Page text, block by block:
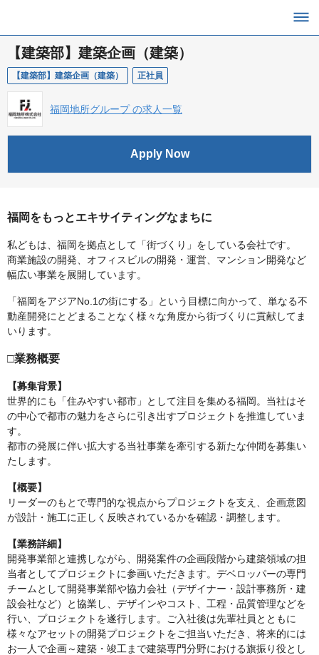
【建築部】建築企画（建築）
【建築部】建築企画（建築） 正社員
福岡地所グループ の求人一覧
Apply Now
福岡をもっとエキサイティングなまちに
私どもは、福岡を拠点として「街づくり」をしている会社です。
商業施設の開発、オフィスビルの開発・運営、マンション開発など
幅広い事業を展開しています。
「福岡をアジアNo.1の街にする」という目標に向かって、単なる不
動産開発にとどまることなく様々な角度から街づくりに貢献してま
いります。
□業務概要
【募集背景】
世界的にも「住みやすい都市」として注目を集める福岡。当社はそ
の中心で都市の魅力をさらに引き出すプロジェクトを推進していま
す。
都市の発展に伴い拡大する当社事業を牽引する新たな仲間を募集い
たします。
【概要】
リーダーのもとで専門的な視点からプロジェクトを支え、企画意図
が設計・施工に正しく反映されているかを確認・調整します。
【業務詳細】
開発事業部と連携しながら、開発案件の企画段階から建築領域の担
当者としてプロジェクトに参画いただきます。デベロッパーの専門
チームとして開発事業部や協力会社（デザイナー・設計事務所・建
設会社など）と協業し、デザインやコスト、工程・品質管理などを
行い、プロジェクトを遂行します。ご入社後は先輩社員とともに
様々なアセットの開発プロジェクトをご担当いただき、将来的には
お一人で企画～建築・竣工まで建築専門分野における旗振り役とし